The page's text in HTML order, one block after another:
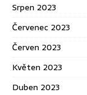
Srpen 2023
Červenec 2023
Červen 2023
Květen 2023
Duben 2023